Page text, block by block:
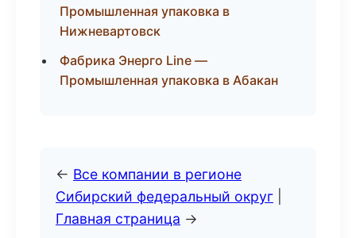
Промышленная упаковка в
Нижневартовск
Фабрика Энерго Line —
Промышленная упаковка в Абакан
← Все компании в регионе
Сибирский федеральный округ
Главная страница →